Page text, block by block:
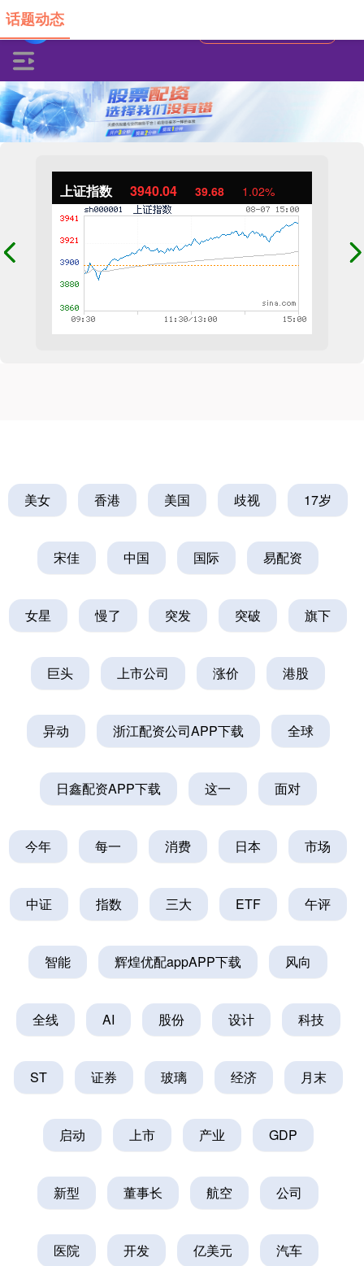
上证指数 3940.04 39.68 1.02%
话题动态
美女 香港 美国 歧视 17岁
宋佳 中国 国际 易配资
女星 慢了 突发 突破 旗下
巨头 上市公司 涨价 港股
异动 浙江配资公司APP下载 全球
日鑫配资APP下载 这一 面对
今年 每一 消费 日本 市场
中证 指数 三大 ETF 午评
智能 辉煌优配appAPP下载 风向
全线 AI 股份 设计 科技
ST 证券 玻璃 经济 月末
启动 上市 产业 GDP
新型 董事长 航空 公司
医院 开发 亿美元 汽车